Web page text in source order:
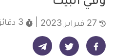
3 دقائق
شارك على فيسبوك - ديلي ميديكال انفو شارك على تويتر - ديلي ميديكال انفو شارك على تيليجرام - ديلي ميديكال انفو